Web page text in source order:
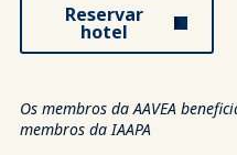
Reservar
hotel
Os membros da AAVEA
membros da IAAPA